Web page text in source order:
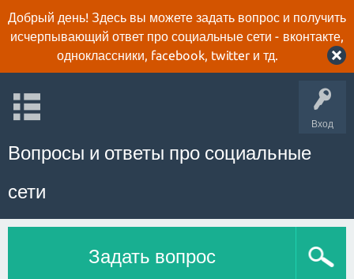
Добрый день! Здесь вы можете задать вопрос и получить
исчерпывающий ответ про социальные сети - вконтакте,
одноклассники, facebook, twitter и тд.
Вход
Вопросы и ответы про социальные
сети
Задать вопрос